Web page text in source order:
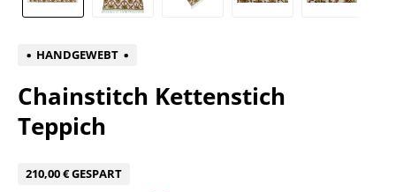
HANDGEWEBT
Chainstitch Kettenstich
Teppich
210,00 € GESPART